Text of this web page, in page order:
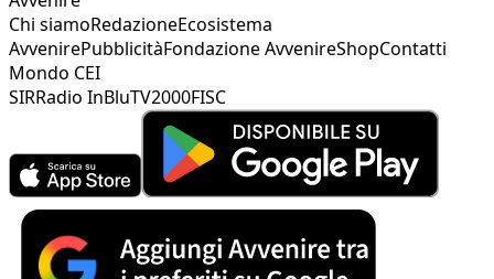
Chi siamoRedazioneEcosistema
AvvenirePubblicitàFondazione AvvenireShopContatti
Mondo CEI
SIRRadio InBluTV2000FISC